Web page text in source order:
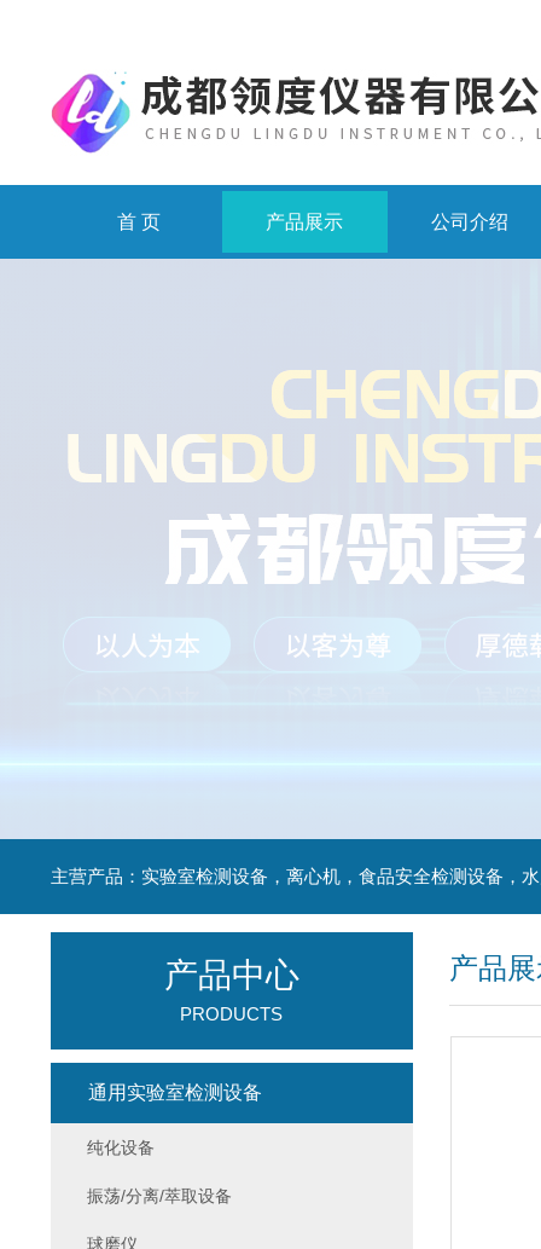
首 页 产品展示 公司介绍
产品
产品中心
PRODUCTS
通用实验室检测设备
纯化设备
振荡/分离/萃取设备
球磨仪